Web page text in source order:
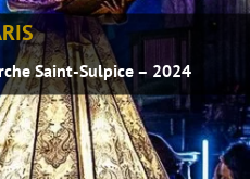
Saint-Sulpice – 2024